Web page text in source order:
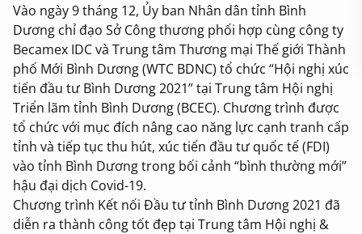
Vào ngày 9 tháng 12, Ủy ban Nhân dân tỉnh Bình
Dương chỉ đạo Sở Công thương phối hợp cùng công ty
Becamex IDC và Trung tâm Thương mại Thế giới Thành
phố Mới Bình Dương (WTC BDNC) tổ chức “Hội nghị xúc
tiến đầu tư Bình Dương 2021” tại Trung tâm Hội nghị
Triển lãm tỉnh Bình Dương (BCEC). Chương trình được
tổ chức với mục đích nâng cao năng lực cạnh tranh cấp
tỉnh và tiếp tục thu hút, xúc tiến đầu tư quốc tế (FDI)
vào tỉnh Bình Dương trong bối cảnh “bình thường mới”
hậu đại dịch Covid-19.
Chương trình Kết nối Đầu tư tỉnh Bình Dương 2021 đã
diễn ra thành công tốt đẹp tại Trung tâm Hội nghị &